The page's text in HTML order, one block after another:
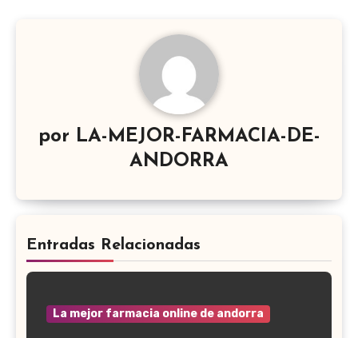
por LA-MEJOR-FARMACIA-DE-
ANDORRA
Entradas Relacionadas
La mejor farmacia online de andorra